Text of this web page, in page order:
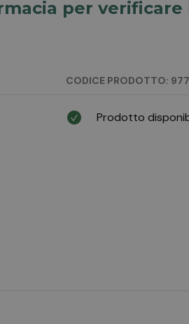
per verificare
CODICE PRODOTTO:
Prodotto